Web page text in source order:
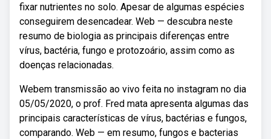
fixar nutrientes no solo. Apesar de algumas espécies
conseguirem desencadear. Web — descubra neste
resumo de biologia as principais diferenças entre
vírus, bactéria, fungo e protozoário, assim como as
doenças relacionadas.
Webem transmissão ao vivo feita no instagram no dia
05/05/2020, o prof. Fred mata apresenta algumas das
principais características de vírus, bactérias e fungos,
comparando. Web — em resumo, fungos e bacterias